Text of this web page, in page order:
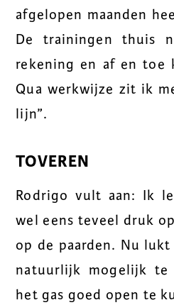
afgelopen maanden
De trainingen thuis
rekening en af en toe
Qua werkwijze zit ik
lijn”.
TOVEREN
Rodrigo vult aan: Ik
wel eens teveel druk
op de paarden. Nu
natuurlijk mogelijk te
het gas goed open te